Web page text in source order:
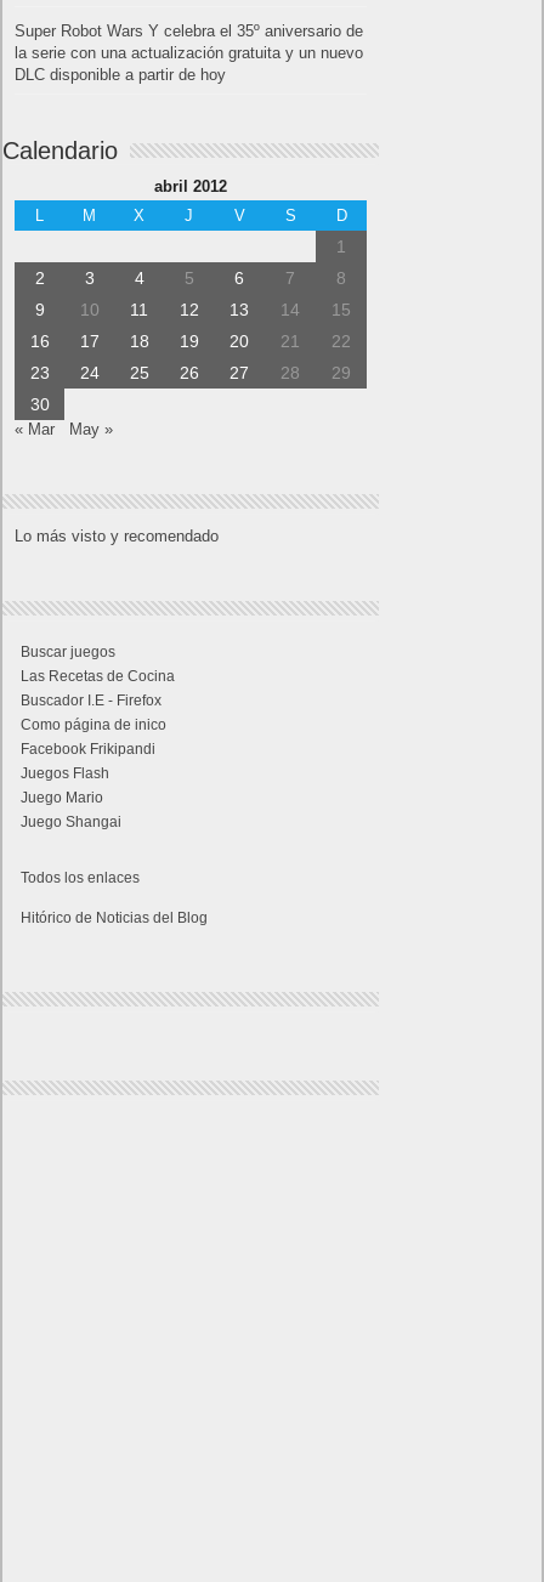
Super Robot Wars Y celebra el 35º aniversario de
la serie con una actualización gratuita y un nuevo
DLC disponible a partir de hoy
Calendario
abril 2012
L
M X J V S D
1
2
3 4 5 6 7
8
9
10 11 12 13 14
15
16
17 18 19 20 21
22
23
24 25 26 27 28
29
30
« Mar May »
Lo más visto y recomendado
Buscar juegos
Las Recetas de Cocina
Buscador I.E - Firefox
Como página de inico
Facebook Frikipandi
Juegos Flash
Juego Mario
Juego Shangai
Todos los enlaces
Hitórico de Noticias del Blog